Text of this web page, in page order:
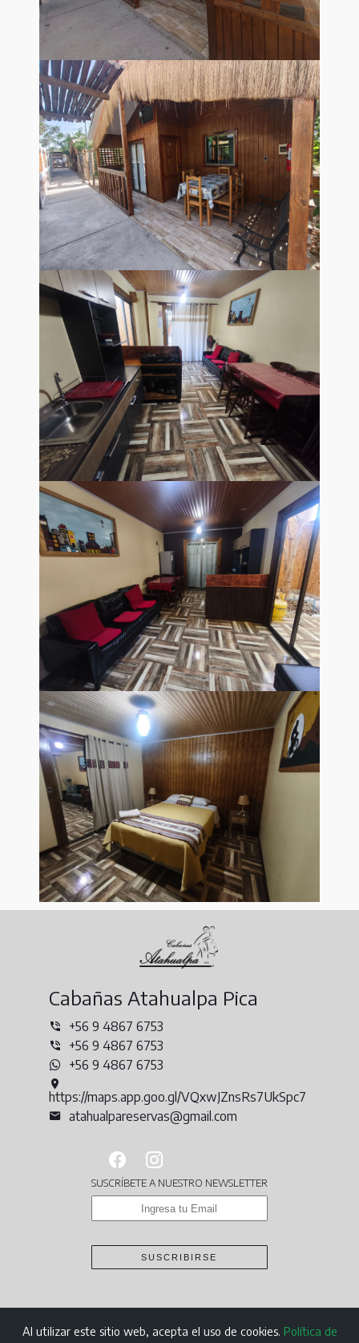
Cabañas Atahualpa Pica
+56 9 4867 6753
+56 9 4867 6753
+56 9 4867 6753
https://maps.app.goo.gl/VQxwJZnsRs7UkSpc7
atahualpareservas@gmail.com
SUSCRÍBETE A NUESTRO NEWSLETTER
SUSCRIBIRSE
Al utilizar este sitio web, acepta el uso de cookies. Política de